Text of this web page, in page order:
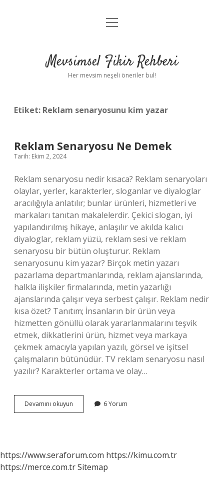
Anasayfa
Yasal Uyarı
menüyü
Mevsimsel Fikir Rehberi
Her mevsim neşeli öneriler bul!
Etiket: Reklam senaryosunu kim yazar
Reklam Senaryosu Ne Demek
Tarih: Ekim 2, 2024
Reklam senaryosu nedir kısaca? Reklam senaryoları
olaylar, yerler, karakterler, sloganlar ve diyaloglar
aracılığıyla anlatılır; bunlar ürünleri, hizmetleri ve
markaları tanıtan makalelerdir. Çekici slogan, iyi
yapılandırılmış hikaye, anlaşılır ve akılda kalıcı
diyaloglar, reklam yüzü, reklam sesi ve reklam
senaryosu bir bütün oluşturur. Reklam
senaryosunu kim yazar? Birçok metin yazarı
pazarlama departmanlarında, reklam ajanslarında,
halkla ilişkiler firmalarında, metin yazarlığı
ajanslarında çalışır veya serbest çalışır. Reklam nedir
kısa özet? Tanıtım; İnsanların bir ürün veya
hizmetten gönüllü olarak yararlanmalarını teşvik
etmek, dikkatlerini ürün, hizmet veya markaya
çekmek amacıyla yapılan yazılı, görsel ve işitsel
çalışmaların bütünüdür. TV reklam senaryosu nasıl
yazılır? Karakterler ortama ve olay…
Devamını okuyun
Senaryosu
6 Yorum
https://www.seraforum.com https://kimu.com.tr
https://merce.com.trSitemap